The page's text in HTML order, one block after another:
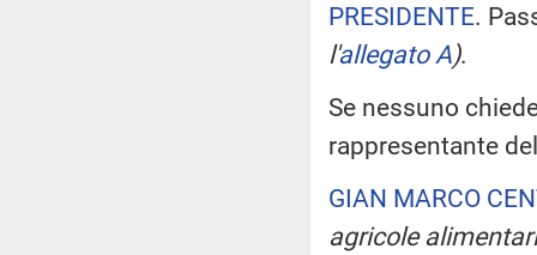
PRESIDENTE.
l'allegato A).
Se nessuno
rappresentante
GIAN MARCO
agricole